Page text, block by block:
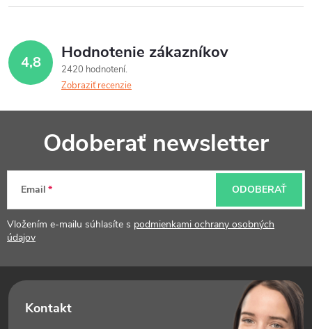
4,8 Hodnotenie zákazníkov
2420 hodnotení
Zobraziť recenzie
p
ä
i
e
Odoberať newsletter
Email
Vložením e-mailu súhlasíte s podmienkami ochrany osobných
údajov
ODOBERAŤ